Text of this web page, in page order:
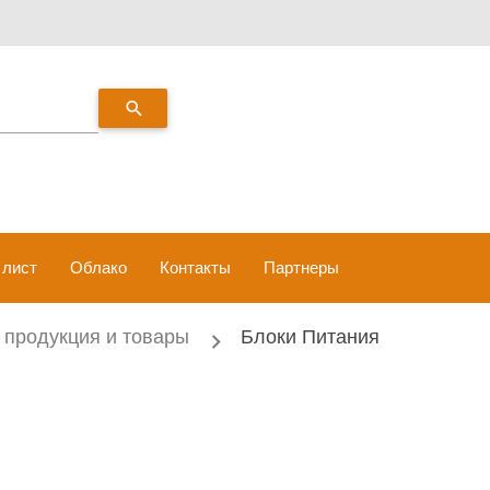
search
Облако Контакты Партнеры
и товары Блоки Питания